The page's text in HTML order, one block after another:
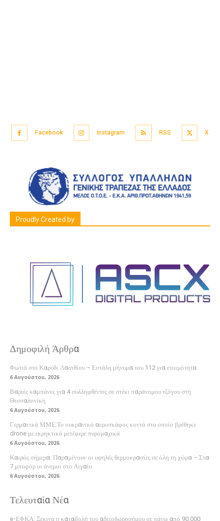
Facebook Instagram RSS X
Proudly Created by
Δημοφιλή Άρθρα
Φωτιά στο Καρύδι Λασιθίου – Εστάλη μήνυμα του 112 για ετοιμότητα
6 Αυγούστου, 2026
Βαριές καμπάνες για 4 συλληφθέντες σε στέκι παράνομου τζόγου στη
Θεσσαλονίκη
6 Αυγούστου, 2026
Γερμανικά ΜΜΕ:Το ουκρανικό αεροσκάφος κοντά στο οποίο βρέθηκε
drone με εκρηκτικά μετέφερε πυρομαχικά
6 Αυγούστου, 2026
Καιρός σήμερα: Παραμένουν οι υψηλές θερμοκρασίες σε όλη τη χώρα – Στα
7 μποφόρ οι άνεμοι στο Αιγαίο
6 Αυγούστου, 2026
Τελευταία Νέα
e-ΕΦΚΑ: Ξεκινά η καταβολή του αδειοδωροσήμου σε πάνω από 90.000